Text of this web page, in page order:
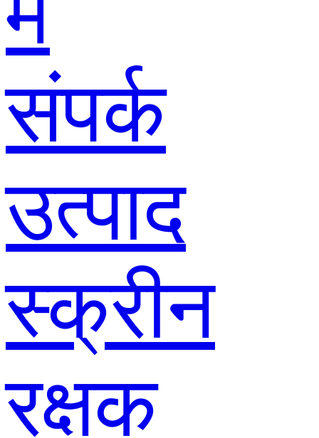
संपर्क
उत्पाद
स्क्रीन
रक्षक